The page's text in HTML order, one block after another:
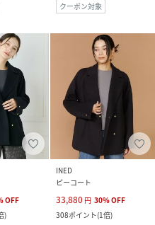
クーポン対象
OFF
)
INED
ピーコート
33,880 円 30%OFF
308ポイント(1倍)